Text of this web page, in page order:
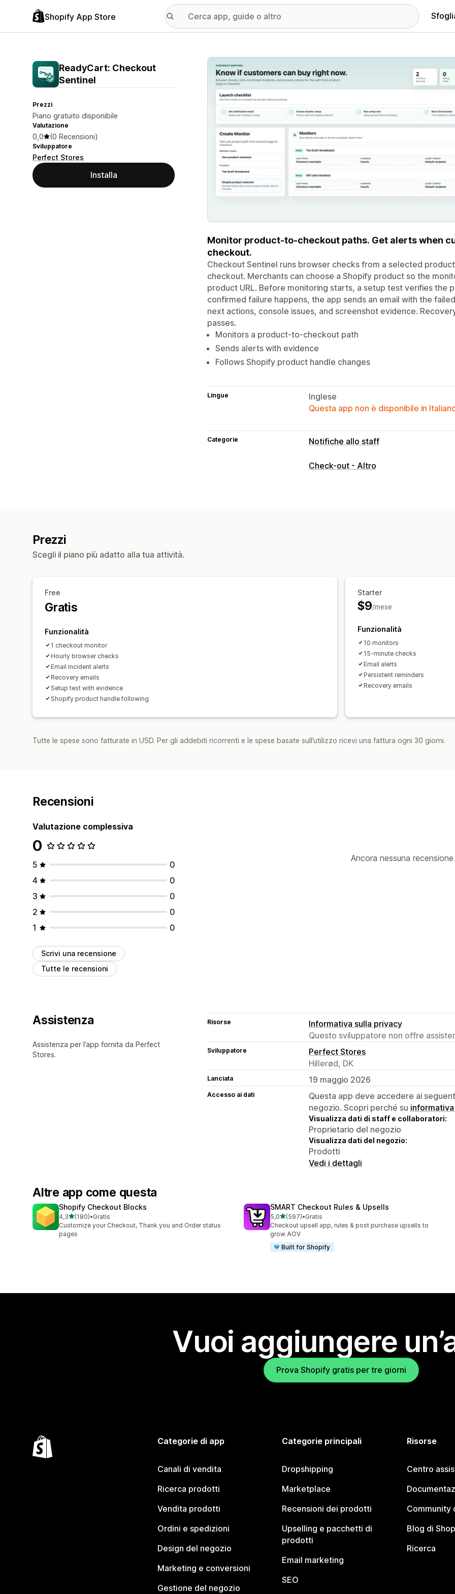
Shopify App Store
ReadyCart: Checkout
Sentinel
Prezzi
Piano gratuito disponibile
Valutazione
0,0 (0 Recensioni)
Sviluppatore
Perfect Stores
Installa
Galleria immagini in evidenza
Monitor product-to-checkout paths. Get alerts when
checkout.
Checkout Sentinel runs browser checks from a selected
checkout. Merchants can choose a Shopify product so the
product URL. Before monitoring starts, a setup test verifies the
confirmed failure happens, the app sends an email with the
next actions, console issues, and screenshot evidence.
passes.
Monitors a product-to-checkout path
Sends alerts with evidence
Follows Shopify product handle changes
Lingue
Inglese
Questa app non è disponibile in
Categorie Notifiche allo staff
Tipi di notifiche
Check-out - Altro
Prezzi
Scegli il piano più adatto alla tua attività.
Free
Gratis
Funzionalità
1 checkout monitor
Hourly browser checks
Email incident alerts
Recovery emails
Setup test with evidence
Shopify product handle following
Starter
$9/mese
Funzionalità
10 monitors
15-minute checks
Email alerts
Persistent reminders
Recovery emails
Tutte le spese sono fatturate in USD. Per gli addebiti ricorrenti e le spese basate sull’utilizzo ricevi una fattura ogni 30 giorni.
Recensioni
Valutazione complessiva
0
5
0
4
0
3
0
2
0
1
0
Scrivi una recensione
Tutte le recensioni
Ancora nessuna recensione
Assistenza
Assistenza per l’app fornita da Perfect
Stores.
Risorse
Informativa sulla privacy
Questo sviluppatore non offre
Sviluppatore
Perfect Stores
Hillerød, DK
Lanciata 19 maggio 2026
Accesso ai dati
Questa app deve accedere ai
negozio. Scopri perché su
Visualizza dati di staff e collaboratori:
Proprietario del negozio
Visualizza dati del negozio:
Prodotti
Vedi i dettagli
Altre app come questa
Shopify Checkout Blocks
4,3stelle su 5
(180)
180 recensioni totali
•Gratis
Customize your Checkout, Thank you and Order status
pages
SMART Checkout Rules & Upsells
5,0stelle su 5
(597)
597 recensioni totali
•Gratis
Checkout upsell app, rules & post purchase upsells to
grow AOV
Built for Shopify
Vuoi aggiungere
Prova Shopify gratis per tre giorni
Categorie di app
Canali di vendita
Ricerca prodotti
Vendita prodotti
Ordini e spedizioni
Design del negozio
Marketing e conversioni
Gestione del negozio
Categorie principali
Dropshipping
Marketplace
Recensioni dei prodotti
Upselling e pacchetti di
prodotti
Email marketing
SEO
Risorse
Centro
Community
Blog di
Ricerca